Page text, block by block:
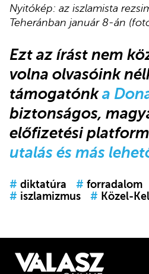
Nyitókép: az iszlamista
Teheránban január 8-án
Ezt az írást nem
volna olvasóink
támogatónka
biztonságos,
előfizetési
utalás és más
# diktatúra # forradalom
# iszlamizmus # Közel-